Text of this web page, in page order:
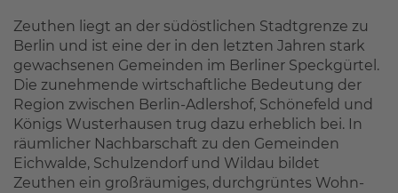
Zeuthen liegt an der südöstlichen Stadtgrenze zu
Berlin und ist eine der in den letzten Jahren stark
gewachsenen Gemeinden im Berliner Speckgürtel.
Die zunehmende wirtschaftliche Bedeutung der
Region zwischen Berlin-Adlershof, Schönefeld und
Königs Wusterhausen trug dazu erheblich bei. In
räumlicher Nachbarschaft zu den Gemeinden
Eichwalde, Schulzendorf und Wildau bildet
Zeuthen ein großräumiges, durchgrüntes Wohn-